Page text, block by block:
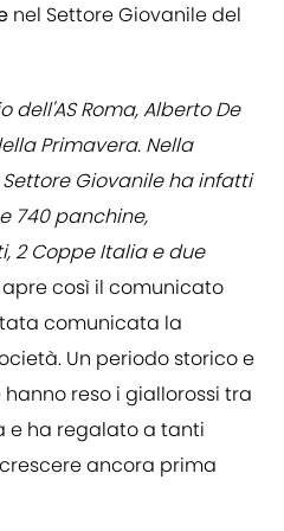
nel Settore Giovanile del
dell'AS Roma, Alberto De
Primavera. Nella
Giovanile ha infatti
740 panchine,
2 Coppe Italia e due
apre così il comunicato
comunicata la
Un periodo storico e
reso i giallorossi tra
e ha regalato a tanti
ancora prima